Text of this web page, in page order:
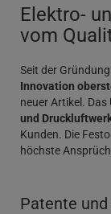
Elektro-
vom
Seit der
Innovation
neuer Artikel.
und
Kunden. Die
höchste
Patente